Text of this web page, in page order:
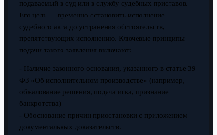
подаваемый в суд или в службу судебных приставов.
Его цель — временно остановить исполнение
судебного акта до устранения обстоятельств,
препятствующих исполнению. Ключевые принципы
подачи такого заявления включают:
- Наличие законного основания, указанного в статье 39
ФЗ «Об исполнительном производстве» (например,
обжалование решения, подача иска, признание
банкротства).
- Обоснование причин приостановки с приложением
документальных доказательств.